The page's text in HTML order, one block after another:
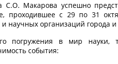
Макарова успешно
проходившее с 29 по 31
научных организаций города
погружения в мир науки,
события: